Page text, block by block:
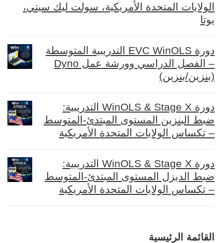
الولايات المتحدة الأمريكية، سولت ليك سيتي،
يوتا
دورة EVC WinOLS التدريبية المتوسطة
– الفصل الدراسي وورشة عمل Dyno
(بنزين/بنزين)
دورة WinOLS & Stage X التدريبية:
ضبط البنزين المستوى المبتدئ-المتوسط
– تكساس الولايات المتحدة الأمريكية
دورة WinOLS & Stage X التدريبية:
ضبط الديزل المستوى المبتدئ-المتوسط
– تكساس الولايات المتحدة الأمريكية
القائمة الرئيسية